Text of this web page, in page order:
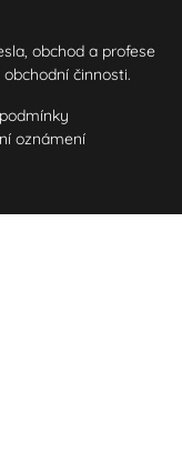
obchod a profese
činnosti.
oznámení